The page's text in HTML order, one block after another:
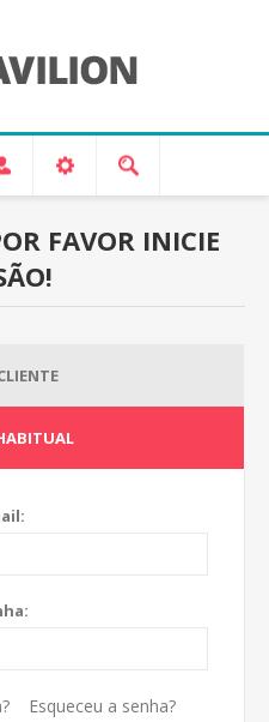
FAVOR INICIE
Esqueceu a senha?